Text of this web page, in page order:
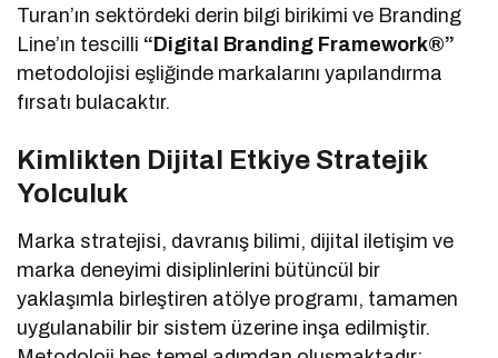
Turan’ın sektördeki derin bilgi birikimi ve Branding
Line’ın tescilli “Digital Branding Framework®”
metodolojisi eşliğinde markalarını yapılandırma
fırsatı bulacaktır.
Kimlikten Dijital Etkiye Stratejik
Yolculuk
Marka stratejisi, davranış bilimi, dijital iletişim ve
marka deneyimi disiplinlerini bütüncül bir
yaklaşımla birleştiren atölye programı, tamamen
uygulanabilir bir sistem üzerine inşa edilmiştir.